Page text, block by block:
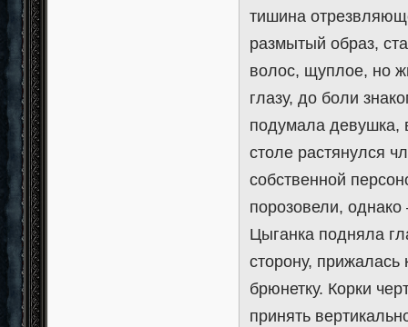
тишина
размытый образ,
волос, щуплое, но
глазу, до боли
подумала девушка,
столе растянулся
собственной
порозовели,
Цыганка подняла
сторону,
брюнетку. Корки
принять